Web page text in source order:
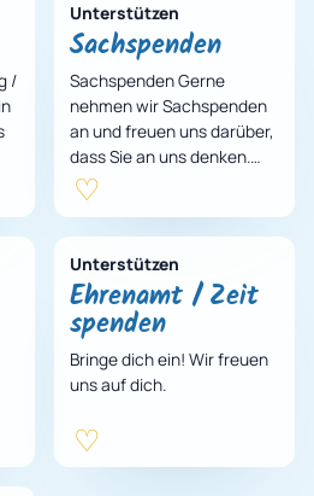
/
Unterstützen
Sachspenden
Sachspenden Gerne
nehmen wir Sachspenden
an und freuen uns darüber,
dass Sie an uns denken.
Viele Dinge sind einfach zu
schade um Sie zu
entsorgen, weil sie ein…
Unterstützen
Ehrenamt / Zeit
spenden
Bringe dich ein! Wir freuen
uns auf dich.